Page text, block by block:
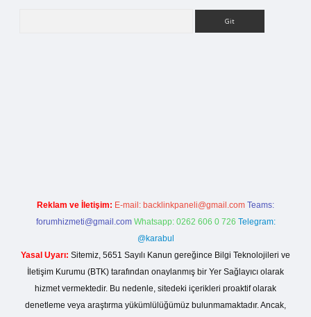
Reklam ve İletişim: E-mail: backlinkpaneli@gmail.com Teams:
forumhizmeti@gmail.com Whatsapp: 0262 606 0 726 Telegram:
@karabul
Yasal Uyarı: Sitemiz, 5651 Sayılı Kanun gereğince Bilgi Teknolojileri ve
İletişim Kurumu (BTK) tarafından onaylanmış bir Yer Sağlayıcı olarak
hizmet vermektedir. Bu nedenle, sitedeki içerikleri proaktif olarak
denetleme veya araştırma yükümlülüğümüz bulunmamaktadır. Ancak,